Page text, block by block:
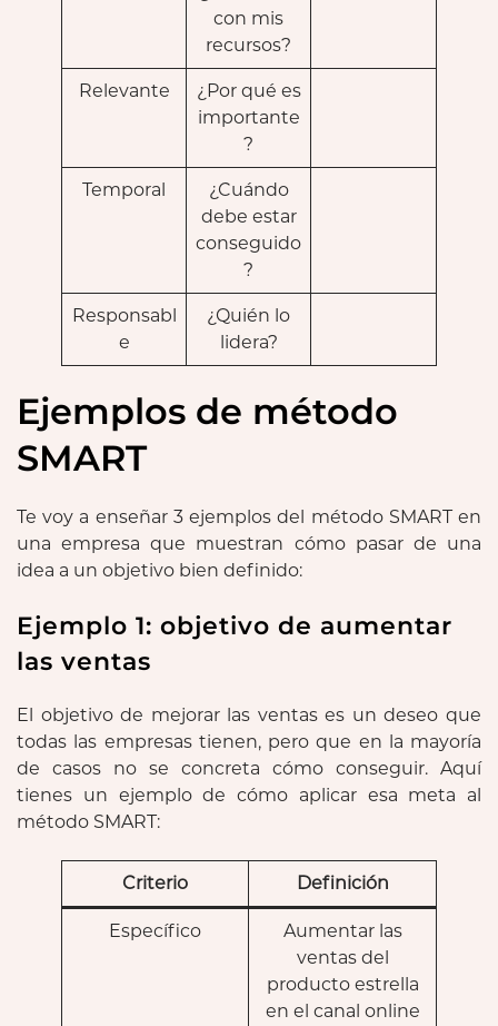
con mis
recursos?
Relevante
¿Por qué es
importante
?
Temporal
¿Cuándo
debe estar
conseguido
?
Responsabl
e
¿Quién lo
lidera?
Ejemplos de método
SMART
Te voy a enseñar 3 ejemplos del método SMART en
una empresa que muestran cómo pasar de una
idea a un objetivo bien definido:
Ejemplo 1: objetivo de aumentar
las ventas
El objetivo de mejorar las ventas es un deseo que
todas las empresas tienen, pero que en la mayoría
de casos no se concreta cómo conseguir. Aquí
tienes un ejemplo de cómo aplicar esa meta al
método SMART:
Criterio Definición
Específico
Aumentar las
ventas del
producto estrella
en el canal online